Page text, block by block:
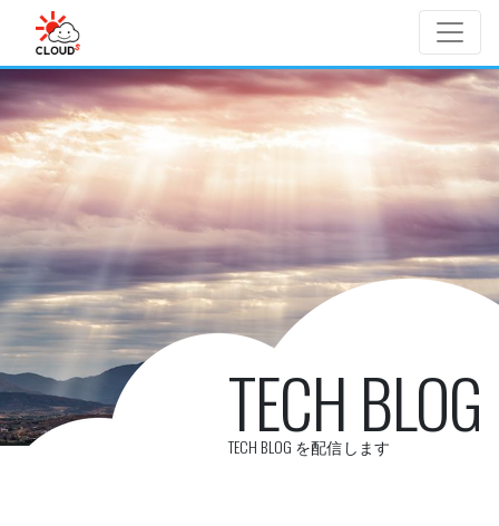
Skip to main content
TECH BLOG
TECH BLOG を配信します